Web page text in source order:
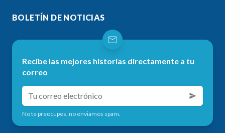
BOLETÍN DE NOTICIAS
Recibe las mejores historias directamente a tu
correo
No te preocupes, no enviamos spam.